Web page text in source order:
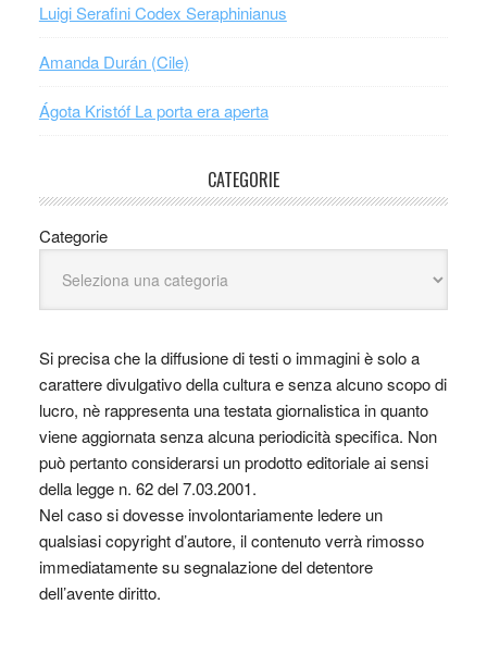
Luigi Serafini Codex Seraphinianus
Amanda Durán (Cile)
Ágota Kristóf La porta era aperta
CATEGORIE
Categorie
Si precisa che la diffusione di testi o immagini è solo a
carattere divulgativo della cultura e senza alcuno scopo di
lucro, nè rappresenta una testata giornalistica in quanto
viene aggiornata senza alcuna periodicità specifica. Non
può pertanto considerarsi un prodotto editoriale ai sensi
della legge n. 62 del 7.03.2001.
Nel caso si dovesse involontariamente ledere un
qualsiasi copyright d’autore, il contenuto verrà rimosso
immediatamente su segnalazione del detentore
dell’avente diritto.